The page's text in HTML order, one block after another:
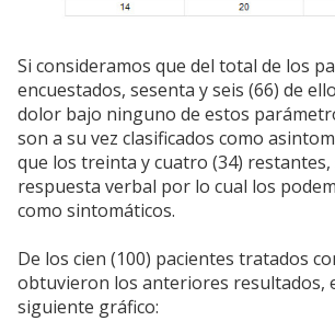
Si consideramos que del total de los
encuestados, sesenta y seis (66) de
dolor bajo ninguno de estos
son a su vez clasificados como
que los treinta y cuatro (34)
respuesta verbal por lo cual los
como sintomáticos.
De los cien (100) pacientes tratados
obtuvieron los anteriores resultados,
siguiente gráfico: